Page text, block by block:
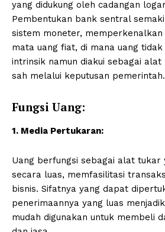
yang didukung oleh cadangan
Pembentukan bank sentral
sistem moneter,
mata uang fiat, di mana uang
intrinsik namun diakui sebagai
sah melalui keputusan pemerintah.
Fungsi Uang:
1. Media Pertukaran:
Uang berfungsi sebagai alat tukar
secara luas, memfasilitasi
bisnis. Sifatnya yang dapat
penerimaannya yang luas
mudah digunakan untuk membeli